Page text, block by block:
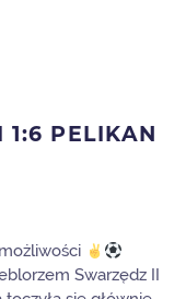
1:6 PELIKAN
Swarzędz II